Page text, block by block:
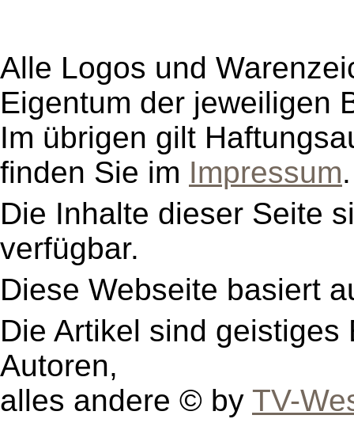
Alle Logos und
Eigentum der jeweiligen
Im übrigen gilt
finden Sie im Impressum.
Die Inhalte dieser Seite
verfügbar.
Diese Webseite basiert
Die Artikel sind
Autoren,
alles andere © by TV-